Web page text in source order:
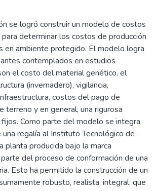
se logró construir un modelo de costos
determinar los costos de producción
en ambiente protegido. El modelo logra
contemplados en estudios
el costo del material genético, el
(invernadero), vigilancia,
costos del pago de
terreno y en general, una rigurosa
Como parte del modelo se integra
regalía al Instituto Tecnológico de
planta producida bajo la marca
del proceso de conformación de una
Esto ha permitido la construcción de un
robusto, realista, integral, que